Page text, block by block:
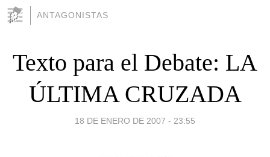
ANTAGONISTAS
Texto para el Debate: LA
ÚLTIMA CRUZADA
18 DE ENERO DE 2007 - 23:55